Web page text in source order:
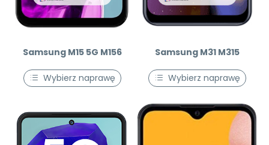
Samsung M15 5G M156
Wybierz naprawę
Samsung M31 M315
Wybierz naprawę